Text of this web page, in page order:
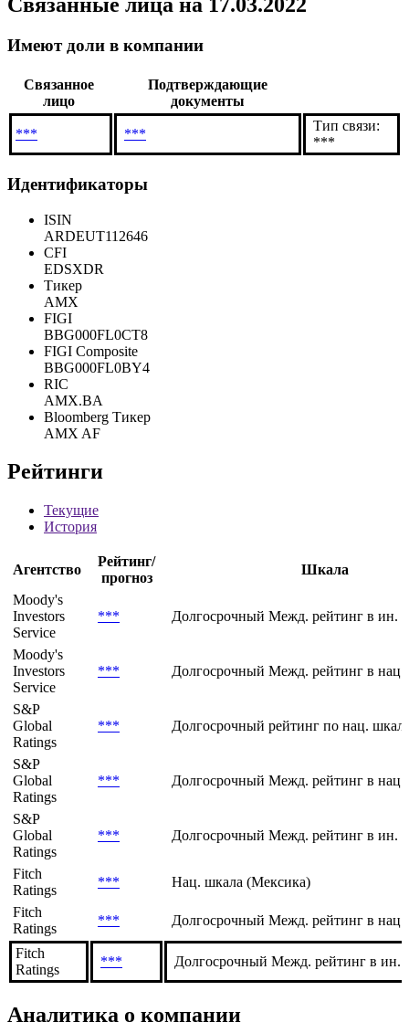
IV кв. англ.
Имеют доли в компании
*** ***
Идентификаторы
ISIN
ARDEUT112646
CFI
EDSXDR
Тикер
AMX
FIGI
BBG000FL0CT8
FIGI Composite
BBG000FL0BY4
Bloomberg Тикер
Рейтинги
Текущие
Агентство
Рейтинг/
Moody's
Investors
Service
*** Долгосрочный Межд. рейтинг в ин.
Moody's
Investors
Service
*** Долгосрочный Межд. рейтинг в нац.
S&P
Global
Ratings
*** Долгосрочный рейтинг по нац.
S&P
Global
Ratings
*** Долгосрочный Межд. рейтинг в нац.
S&P
Global
Ratings
Fitch
Ratings
***
Нац. шкала (Мексика)
Fitch
*** Долгосрочный Межд. рейтинг в нац.
Fitch
*** Долгосрочный Межд. рейтинг в ин.